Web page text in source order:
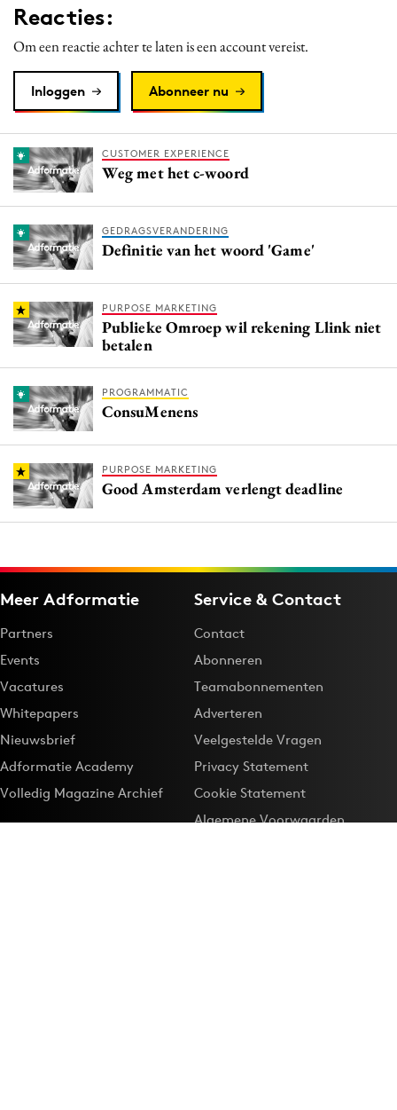
Programmatic
Purpose Marketing
Reputatie & crisis
Reacties:
Om een reactie achter te laten is een account vereist.
Inloggen Abonneer nu
CUSTOMER EXPERIENCE
Weg met het c-woord
GEDRAGSVERANDERING
Definitie van het woord 'Game'
PURPOSE MARKETING
Publieke Omroep wil rekening Llink niet
betalen
PROGRAMMATIC
ConsuMenens
PURPOSE MARKETING
Good Amsterdam verlengt deadline
Meer Adformatie
Partners
Events
Vacatures
Whitepapers
Nieuwsbrief
Adformatie Academy
Volledig Magazine Archief
Service & Contact
Contact
Abonneren
Teamabonnementen
Adverteren
Veelgestelde Vragen
Privacy Statement
Cookie Statement
Algemene Voorwaarden